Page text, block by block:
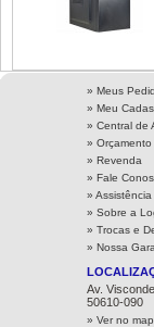
» Meus
» Meu
» Central de
» Orçamento
» Revenda
» Fale
» Assistência
» Sobre a
» Trocas e
» Nossa
Av.
50610-090
» Ver no